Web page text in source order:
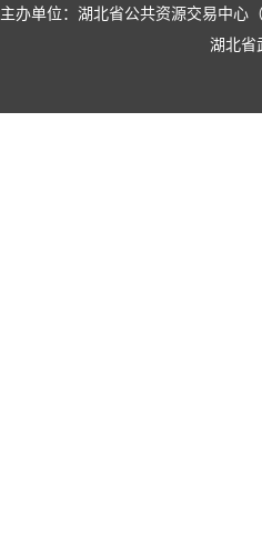
主办单位：湖北省公共资源交易中心
湖北省